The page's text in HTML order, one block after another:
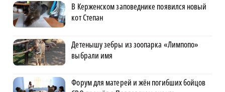
В Керженском заповеднике появился новый
кот Степан
Детенышу зебры из зоопарка «Лимпопо»
выбрали имя
Форум для матерей и жён погибших бойцов